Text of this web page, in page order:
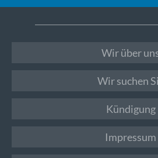
Wir über
Wir suchen
Kündigung
Impressum